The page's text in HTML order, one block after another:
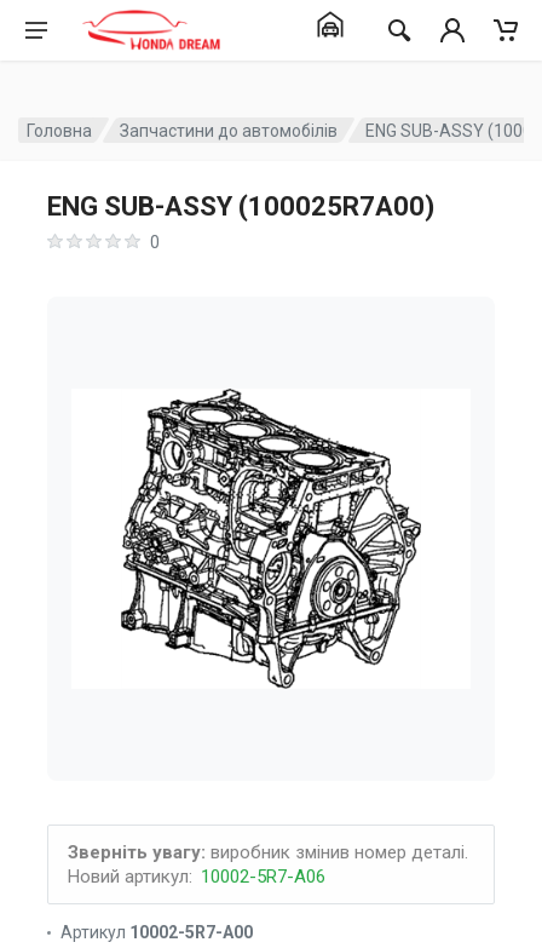
Головна Запчастини до автомобілів ENG SUB-ASSY
ENG SUB-ASSY (100025R7A00)
0
Зверніть увагу: виробник змінив номер деталі.
Новий артикул: 10002-5R7-A06
Артикул 10002-5R7-A00